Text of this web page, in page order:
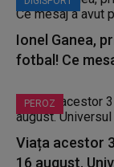
Ionel Ganea,
fotbal! Ce
PEROZ
Viața acestor
16 august.